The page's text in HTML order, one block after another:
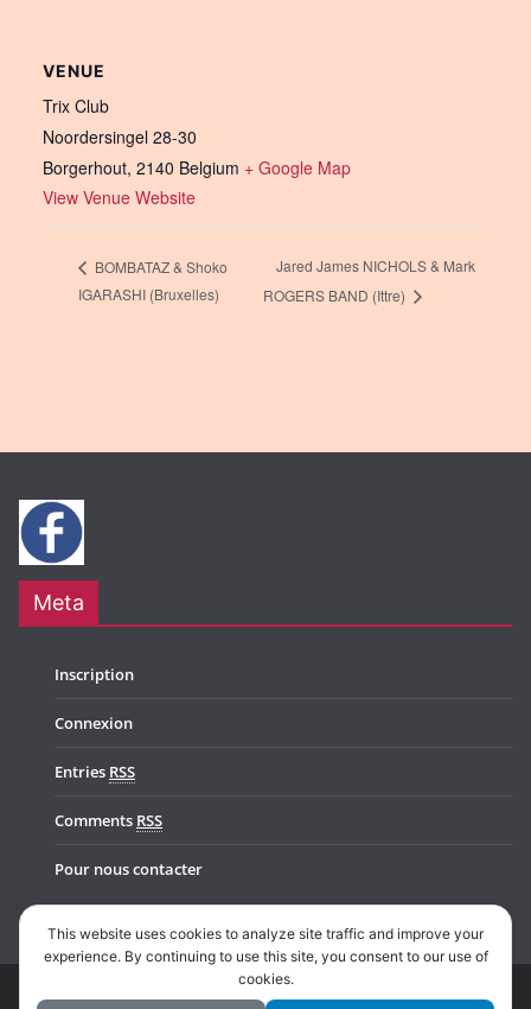
VENUE
Trix Club
Noordersingel 28-30
Borgerhout, 2140 Belgium + Google Map
View Venue Website
BOMBATAZ & Shoko
IGARASHI (Bruxelles)
Jared James NICHOLS & Mark
ROGERS BAND (Ittre)
Meta
Inscription
Connexion
Entries RSS
Comments RSS
Pour nous contacter
Copyright © 2026Music In Belgium. All rights reserved.
This website uses cookies to analyze site traffic and improve your
experience. By continuing to use this site, you consent to our use of
cookies.